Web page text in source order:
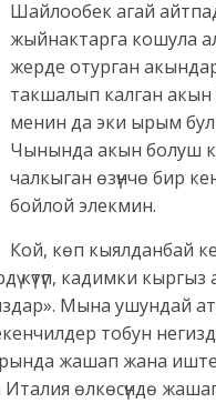
Шайлообек агай
жыйнактарга кошула
жерде отурган
такшалып калган
менин да эки ырым
Чынында акын болуш
чалкыган өзүнчө бир
бойлой элекмин.
Кой, көп кыялданбай
күтүп, кадимки
Мына ушундай
тобун
жашап жана
өлкөсүндө